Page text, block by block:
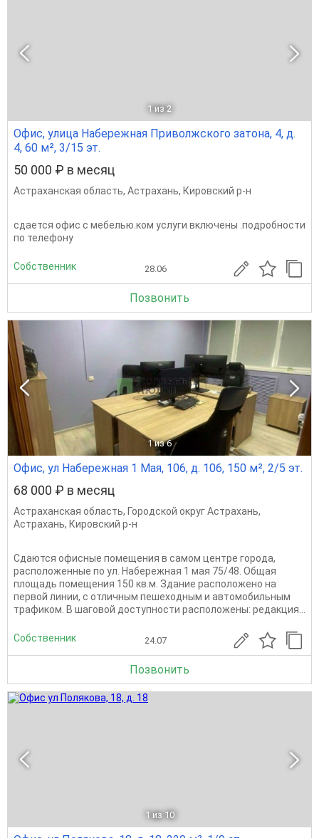
1 из 2
Офис, улица Набережная Приволжского затона, 4, д.
4, 60 м², 3/15 эт.
50 000 ₽ в месяц
Астраханская область, Астрахань, Кировский р-н
сдается офис с мебелью.ком услуги включены .подробности
по телефону
Собственник 28.06
Позвонить
1 из 6
Офис, ул Набережная 1 Мая, 106, д. 106, 150 м², 2/5 эт.
68 000 ₽ в месяц
Астраханская область, Городской округ Астрахань,
Астрахань, Кировский р-н
Сдаются офисные помещения в самом центре города,
расположенные по ул. Набережная 1 мая 75/48. Общая
площадь помещения 150 кв.м. Здание расположено на
первой линии, с отличным пешеходным и автомобильным
трафиком. В шаговой доступности расположены: редакция...
Собственник 24.07
Позвонить
1 из 10